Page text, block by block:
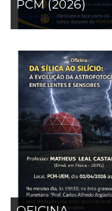
PCM (2026)